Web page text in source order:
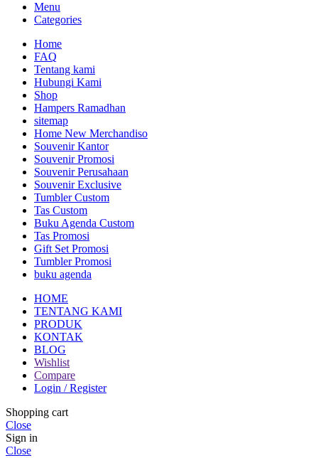
Menu
Categories
Home
FAQ
Tentang kami
Hubungi Kami
Shop
Hampers Ramadhan
sitemap
Home New Merchandiso
Souvenir Kantor
Souvenir Promosi
Souvenir Perusahaan
Souvenir Exclusive
Tumbler Custom
Tas Custom
Buku Agenda Custom
Tas Promosi
Gift Set Promosi
Tumbler Promosi
buku agenda
HOME
TENTANG KAMI
PRODUK
KONTAK
BLOG
Wishlist
Compare
Login / Register
Shopping cart
Close
Sign in
Close